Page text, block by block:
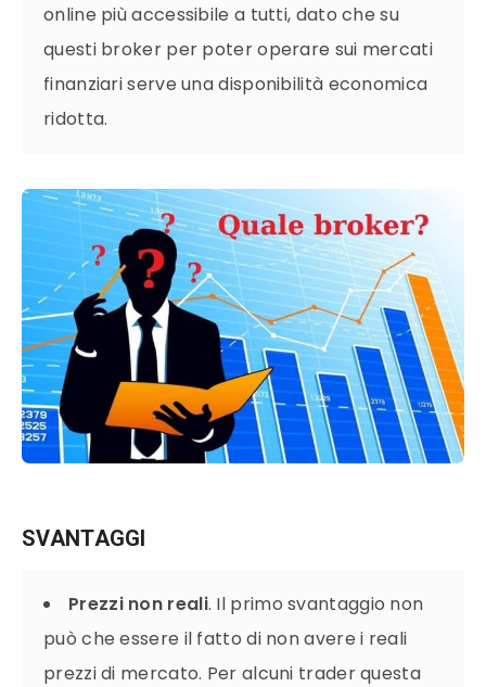
online più accessibile a tutti, dato che su
questi broker per poter operare sui mercati
finanziari serve una disponibilità economica
ridotta.
SVANTAGGI
Prezzi non reali. Il primo svantaggio non
può che essere il fatto di non avere i reali
prezzi di mercato. Per alcuni trader questa